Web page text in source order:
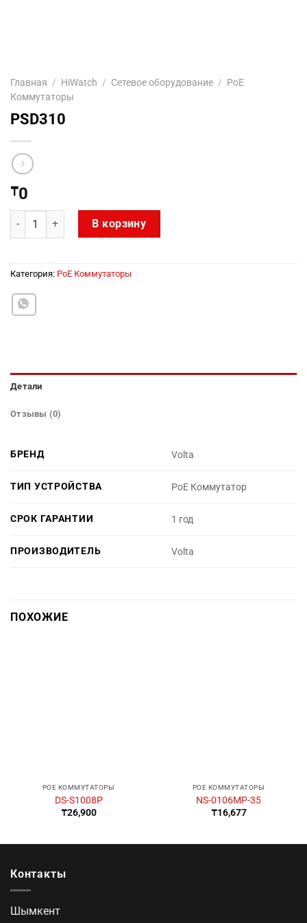
Главная / HiWatch / Сетевое оборудование / PoE
Коммутаторы
PSD310
₸0
Количество товара PSD310
В корзину
Категория: PoE Коммутаторы
Детали
Отзывы (0)
БРЕНД Volta
ТИП УСТРОЙСТВА PoE Коммутатор
СРОК ГАРАНТИИ 1 год
ПРОИЗВОДИТЕЛЬ Volta
ПОХОЖИЕ
POE КОММУТАТОРЫ
DS-S1008P
₸26,900
POE КОММУТАТОРЫ
NS-0106MP-35
₸16,677
Контакты
Шымкент